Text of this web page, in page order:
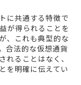
に共通する特徴で
が得られることを
、これも典型的な
合法的な仮想通貨
れることはなく、
を明確に伝えてい